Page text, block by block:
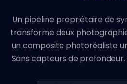
Un pipeline propriétaire de
transforme deux
un composite photoréaliste
Sans capteurs de profondeur.